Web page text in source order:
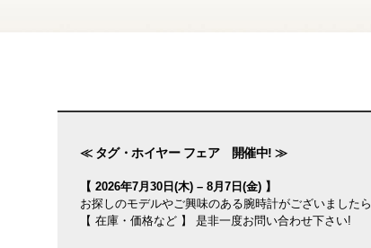
≪ タグ・ホイヤー フェア 開催中! ≫
【 2026年7月30日(木) – 8月7日(金) 】
お探しのモデルやご興味のある腕時計がございましたら
【 在庫・価格など 】 是非一度お問い合わせ下さい!